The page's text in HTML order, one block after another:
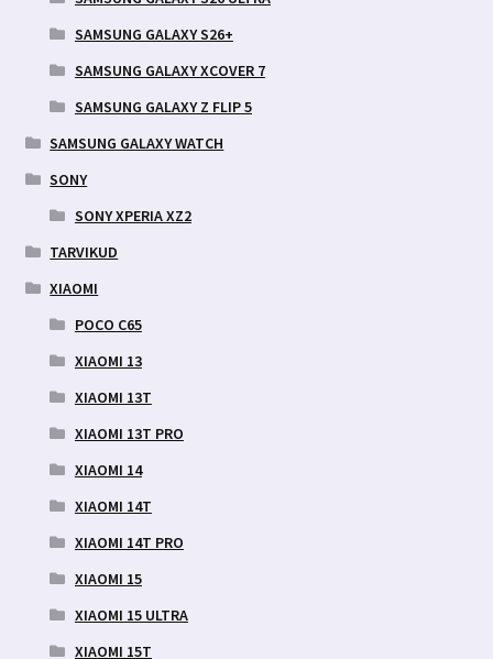
SAMSUNG GALAXY S26+
SAMSUNG GALAXY XCOVER 7
SAMSUNG GALAXY Z FLIP 5
SAMSUNG GALAXY WATCH
SONY
SONY XPERIA XZ2
TARVIKUD
XIAOMI
POCO C65
XIAOMI 13
XIAOMI 13T
XIAOMI 13T PRO
XIAOMI 14
XIAOMI 14T
XIAOMI 14T PRO
XIAOMI 15
XIAOMI 15 ULTRA
XIAOMI 15T